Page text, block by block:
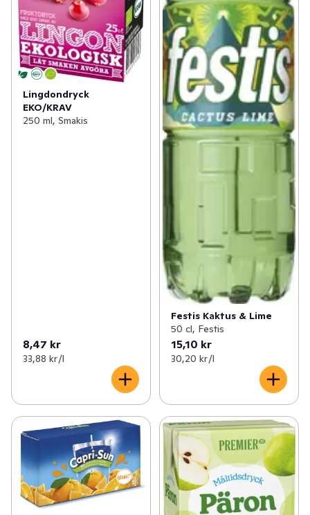
Lingdondryck
EKO/KRAV
250 ml, Smakis
8,47 kr
33,88 kr /l
Festis Kaktus & Lime
50 cl, Festis
15,10 kr
30,20 kr /l